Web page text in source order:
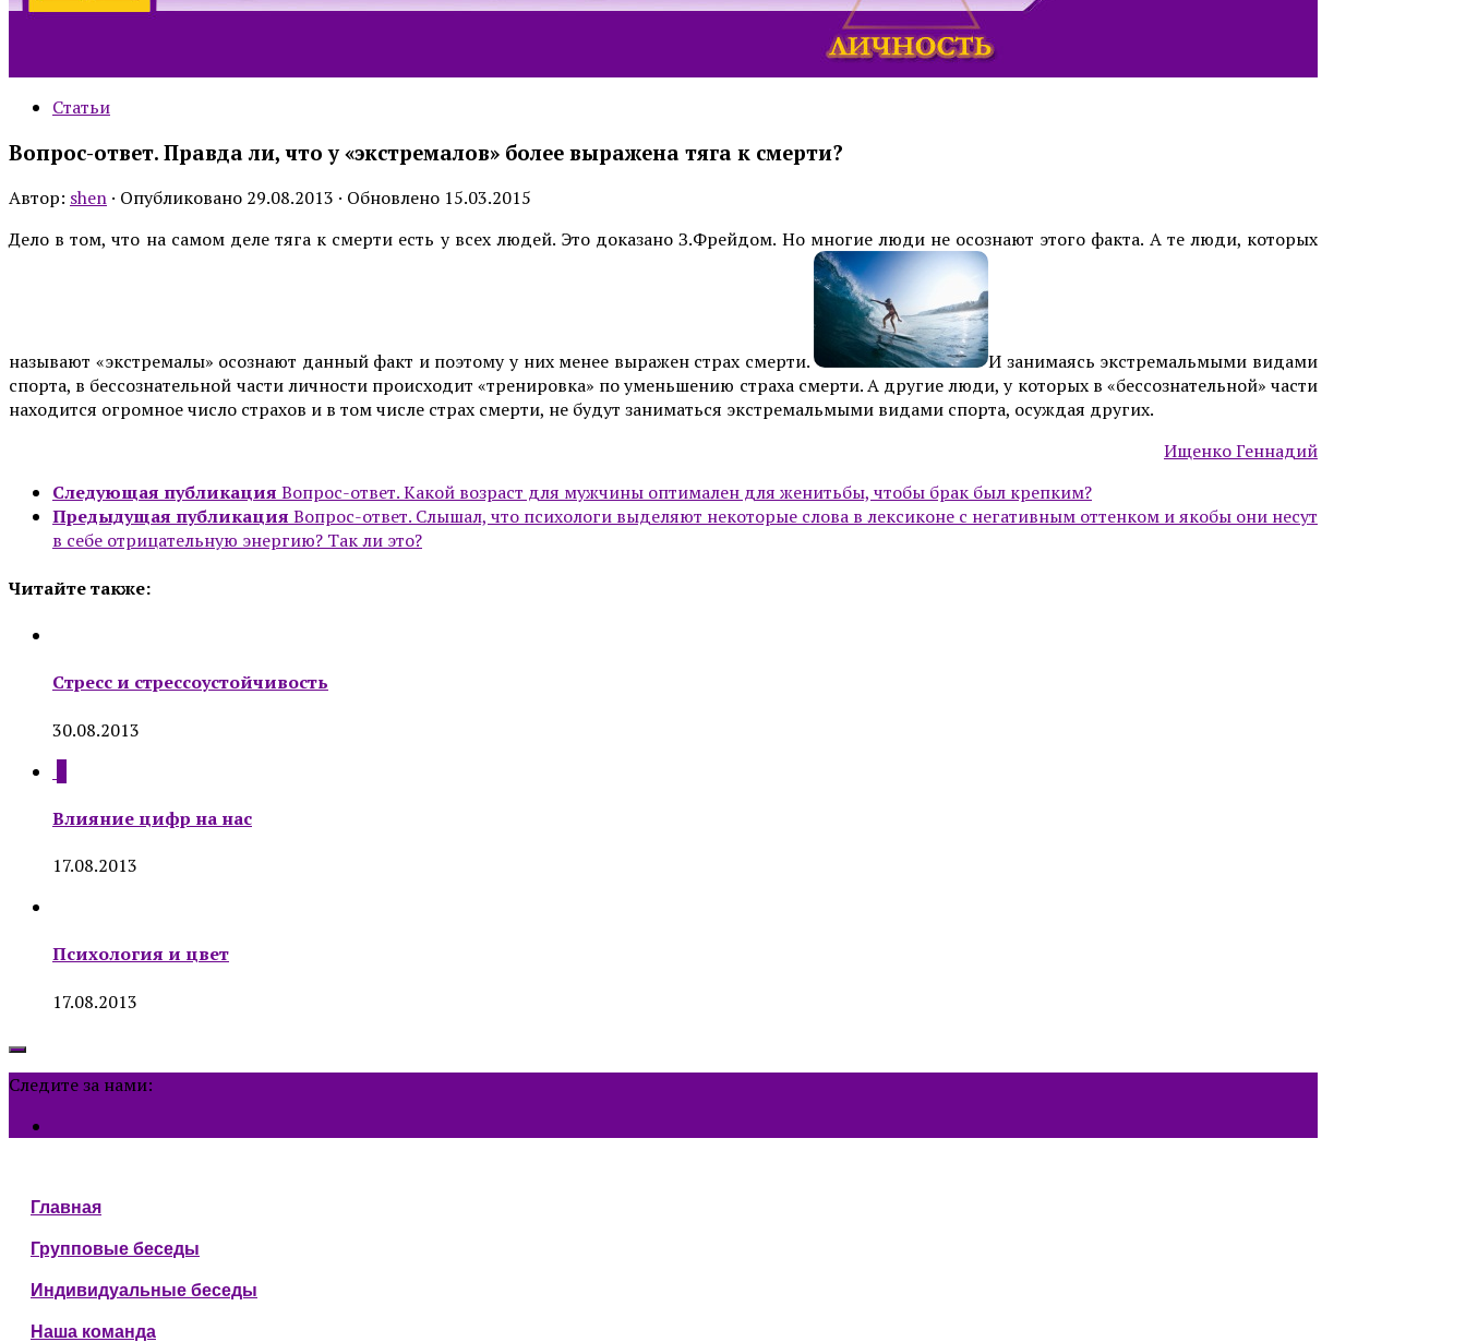
Статьи
Вопрос-ответ. Правда ли, что у «экстремалов» более выражена тяга к смерти?
Автор: shen · Опубликовано 29.08.2013 · Обновлено 15.03.2015
Дело в том, что на самом деле тяга к смерти есть у всех людей. Это доказано З.Фрейдом. Но многие люди не осознают этого факта. А те люди, которых
называют «экстремалы» осознают данный факт и поэтому у них менее выражен страх смерти.
И занимаясь экстремальмыми видами
спорта, в бессознательной части личности происходит «тренировка» по уменьшению страха смерти. А другие люди, у которых в «бессознательной» части
находится огромное число страхов и в том числе страх смерти, не будут заниматься экстремальмыми видами спорта, осуждая других.
Ищенко Геннадий
Следующая публикация Вопрос-ответ. Какой возраст для мужчины оптимален для женитьбы, чтобы брак был крепким?
Предыдущая публикация Вопрос-ответ. Слышал, что психологи выделяют некоторые слова в лексиконе с негативным оттенком и якобы они несут
в себе отрицательную энергию? Так ли это?
Читайте также:
Стресс и стрессоустойчивость
30.08.2013
Влияние цифр на нас
17.08.2013
Психология и цвет
17.08.2013
Следите за нами:
Главная
Групповые беседы
Индивидуальные беседы
Наша команда